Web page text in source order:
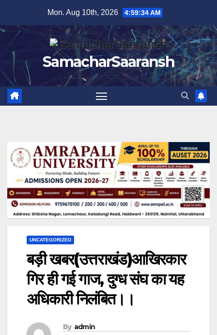
content
Mon. Aug 10th, 2026 4:59:35 AM
SamacharSaaransh
UNCATEGORIZED
बड़ी खबर(उत्तराखंड)आखिरकार
गिर ही गई गाज, दुग्ध संघ का यह
अधिकारी निलंबित।।
By admin